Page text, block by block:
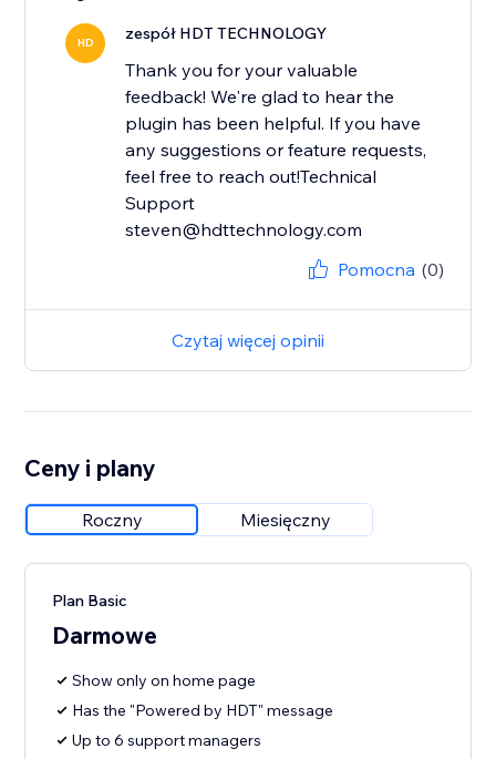
HD zespół HDT TECHNOLOGY
Thank you for your valuable
feedback! We're glad to hear the
plugin has been helpful. If you have
any suggestions or feature requests,
feel free to reach out!Technical
Support
Pomocna (0)
Czytaj więcej opinii
Ceny i plany
Roczny Miesięczny
Plan Basic
Darmowe
Show only on home page
Has the "Powered by HDT" message
Up to 6 support managers